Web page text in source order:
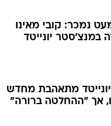
נמכר: קובי מאינו
במנצ'סטר יונייטד
מתאהבת מחדש
אך "ההחלטה ברורה"